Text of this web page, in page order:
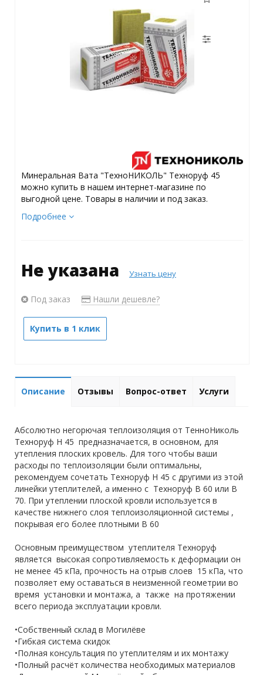
Минеральная Вата "ТехноНИКОЛЬ" Техноруф 45
можно купить в нашем интернет-магазине по
выгодной цене. Товары в наличии и под заказ.
Подробнее
Не указана Узнать цену
Под заказ Нашли дешевле?
Купить в 1 клик
Описание Отзывы Вопрос-ответ Услуги
Абсолютно негорючая теплоизоляция от ТенноНиколь
Техноруф Н 45 предназначается, в основном, для
утепления плоских кровель. Для того чтобы ваши
расходы по теплоизоляции были оптимальны,
рекомендуем сочетать Техноруф Н 45 с другими из этой
линейки утеплителей, а именно с Техноруф В 60 или В
70. При утеплении плоской кровли используется в
качестве нижнего слоя теплоизоляционной системы ,
покрывая его более плотными В 60
Основным преимуществом утеплителя Техноруф
является высокая сопротивляемость к деформации он
не менее 45 кПа, прочность на отрыв слоев 15 кПа, что
позволяет ему оставаться в неизменной геометрии во
время установки и монтажа, а также на протяжении
всего периода эксплуатации кровли.
•Собственный склад в Могилёве
•Гибкая система скидок
•Полная консультация по утеплителям и их монтажу
•Полный расчёт количества необходимых материалов